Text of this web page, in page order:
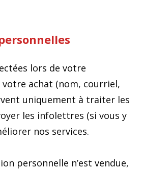
lors de votre
achat (nom, courriel,
uniquement à traiter les
les infolettres (si vous y
nos services.
personnelle n’est vendue,